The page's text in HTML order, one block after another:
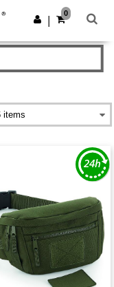
Pobierz app
0